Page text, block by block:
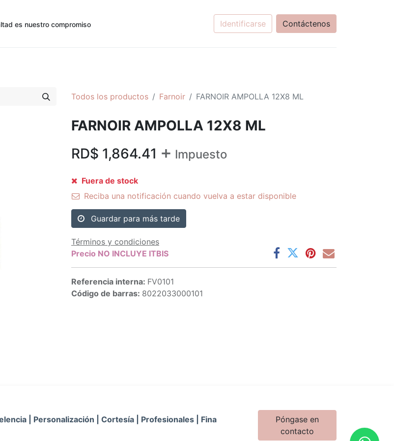
es nuestro compromiso Identificarse Contáctenos
Todos los productos Farnoir FARNOIR AMPOLLA 12X8 ML
FARNOIR AMPOLLA 12X8 ML
RD$ 1,864.41 + Impuesto
Fuera de stock
Reciba una notificación cuando vuelva a estar disponible
Guardar para más tarde
Términos y condiciones
Precio NO INCLUYE ITBIS
Referencia interna: FV0101
Código de barras: 8022033000101
| Personalización | Cortesía | Profesionales | Fina
Póngase en
contacto